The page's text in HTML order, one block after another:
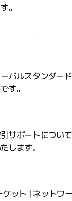
。
バルスタンダー
す。
サポートについて
します。
ケット | ネットワー